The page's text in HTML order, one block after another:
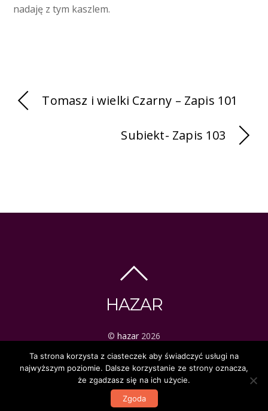
nadaję z tym kaszlem.
Tomasz i wielki Czarny – Zapis 101
Subiekt- Zapis 103
HAZAR
© hazar 2026
ezoteryka | tarot | mistyka
Ta strona korzysta z ciasteczek aby świadczyć usługi na
najwyższym poziomie. Dalsze korzystanie ze strony oznacza,
że zgadzasz się na ich użycie.
Zgoda